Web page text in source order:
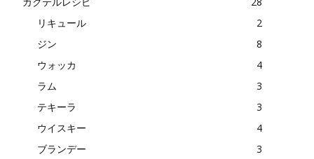
リキュール
2
ジン
8
ウォッカ
4
ラム
3
テキーラ
3
ウイスキー
4
ブランデー
3